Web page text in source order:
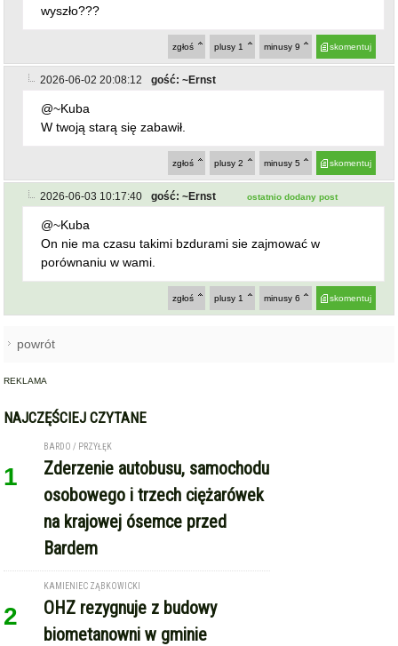
wyszło???
skomentuj
minusy 9
plusy 1
zgłoś
2026-06-02 20:08:12 gość: ~Ernst
@~Kuba
W twoją starą się zabawił.
skomentuj
minusy 5
plusy 2
zgłoś
2026-06-03 10:17:40 gość: ~Ernst ostatnio dodany post
@~Kuba
On nie ma czasu takimi bzdurami sie zajmować w
porównaniu w wami.
skomentuj
minusy 6
plusy 1
zgłoś
powrót
REKLAMA
NAJCZĘŚCIEJ CZYTANE
1
BARDO / PRZYŁĘK
Zderzenie autobusu, samochodu
osobowego i trzech ciężarówek
na krajowej ósemce przed
Bardem
2
KAMIENIEC ZĄBKOWICKI
OHZ rezygnuje z budowy
biometanowni w gminie